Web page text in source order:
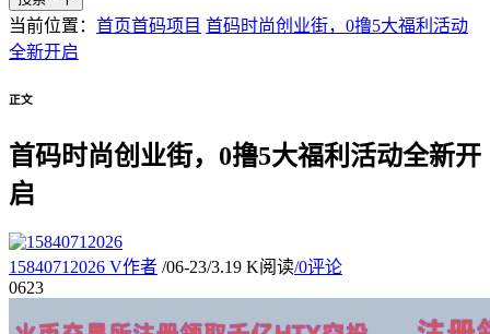
当前位置： 首页首码项目 首码时尚创业街，0撸5大福利活动
全新开启
正文
首码时尚创业街，0撸5大福利活动全新开
启
15840712026 V作者 /06-23/3.19 K阅读/0评论
0623